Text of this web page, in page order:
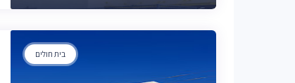
בית חולים